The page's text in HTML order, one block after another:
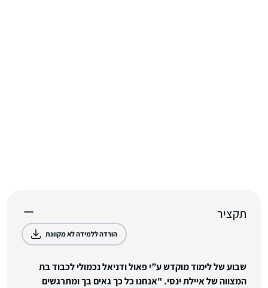
תקציר
הורדה ללמידה לא מקוונת
שבוע של לימוד מוקדש ע”י פאול ודניאל נכמולי לכבוד בת
המצווה של איילת ינסי. "אנחנו כל כך גאים בך ומתרגשים